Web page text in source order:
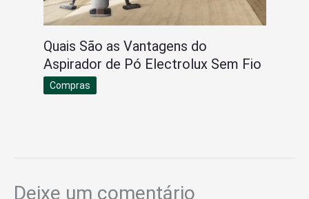
Quais São as Vantagens do
Aspirador de Pó Electrolux Sem Fio
Compras
Deixe um comentário